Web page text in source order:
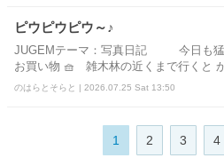
ピウピウピウ～♪
JUGEMテーマ：写真日記 今日も猛
お買い物 🧺 雑木林の近くまで行くと
のはらとそらと | 2026.07.25 Sat 13:50
1 2 3 4